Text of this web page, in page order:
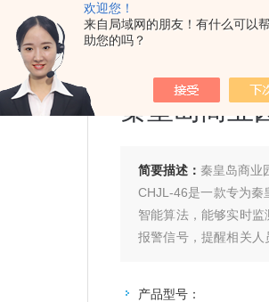
欢迎您！
来自局域网的朋友！有什么可以
助您的吗？
5.口部毒剂报警器 > 秦皇岛商业园人防口部
秦皇岛商业
简要描述： 秦皇岛商业
CHJL-46是一款专为秦
智能算法，能够实时
报警信号，提醒相关人
产品型号：